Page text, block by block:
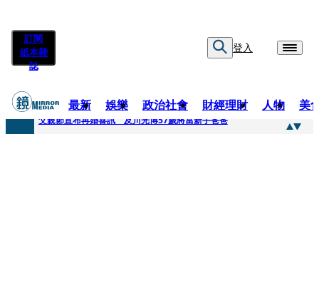
訂閱
紙本雜
誌
登入
最新 娛樂 政治社會 財經理財 人物 美
快訊
父親節宣布再婚喜訊 及川光博57歲將當新手爸爸